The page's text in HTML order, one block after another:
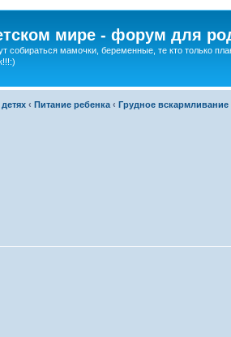
мире - форум для
собираться мамочки, беременные, те кто только
‹ Питание ребенка ‹ Грудное вскармливание